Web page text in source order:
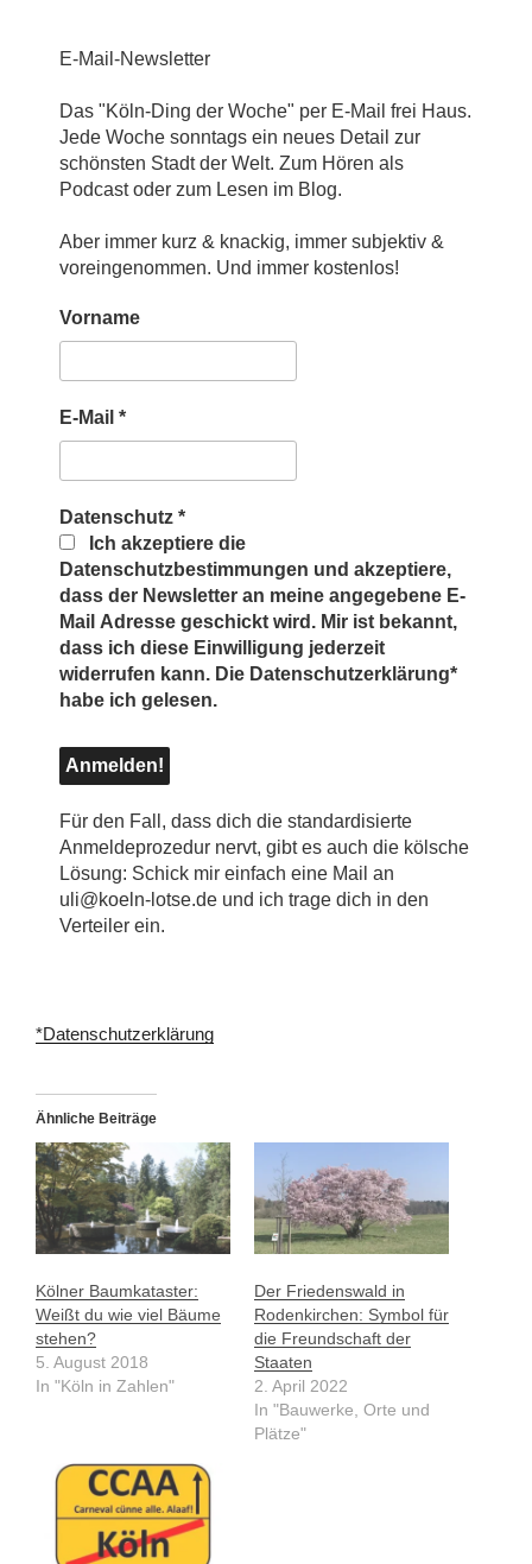
E-Mail-Newsletter
Das "Köln-Ding der Woche" per E-Mail frei Haus.
Jede Woche sonntags ein neues Detail zur
schönsten Stadt der Welt. Zum Hören als
Podcast oder zum Lesen im Blog.
Aber immer kurz & knackig, immer subjektiv &
voreingenommen. Und immer kostenlos!
Vorname
E-Mail *
Datenschutz *
Ich akzeptiere die
Datenschutzbestimmungen und akzeptiere,
dass der Newsletter an meine angegebene E-
Mail Adresse geschickt wird. Mir ist bekannt,
dass ich diese Einwilligung jederzeit
widerrufen kann. Die Datenschutzerklärung*
habe ich gelesen.
Für den Fall, dass dich die standardisierte
Anmeldeprozedur nervt, gibt es auch die kölsche
Lösung: Schick mir einfach eine Mail an
uli@koeln-lotse.de und ich trage dich in den
Verteiler ein.
*Datenschutzerklärung
Ähnliche Beiträge
Kölner Baumkataster:
Weißt du wie viel Bäume
stehen?
5. August 2018
In "Köln in Zahlen"
Der Friedenswald in
Rodenkirchen: Symbol für
die Freundschaft der
Staaten
2. April 2022
In "Bauwerke, Orte und
Plätze"